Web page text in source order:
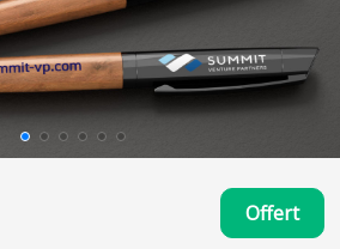
Offert